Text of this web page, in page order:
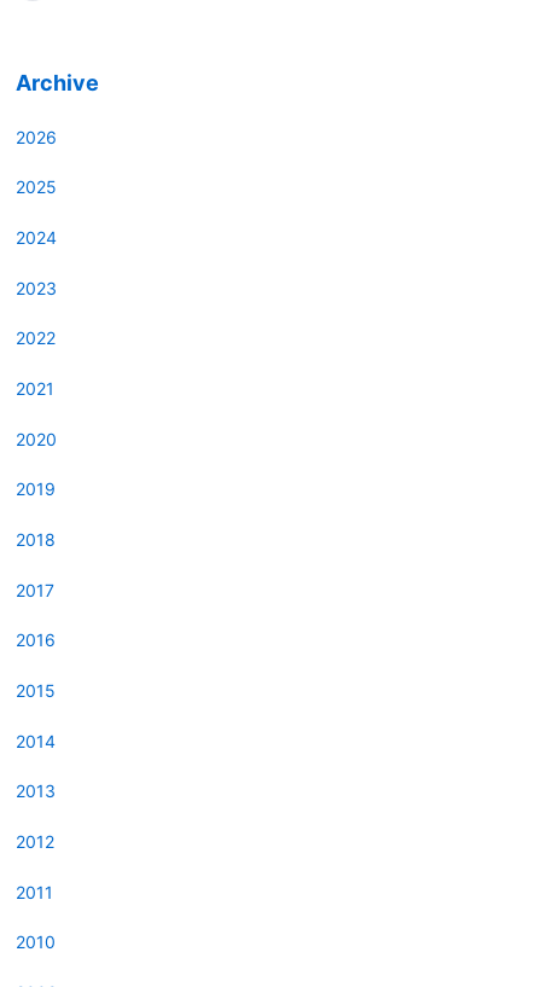
Archive
2026
2025
2024
2023
2022
2021
2020
2019
2018
2017
2016
2015
2014
2013
2012
2011
2010